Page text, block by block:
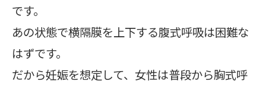
です。
あの状態で横隔膜を上下する腹式呼吸は困難な
はずです。
だから妊娠を想定して、女性は普段から胸式呼